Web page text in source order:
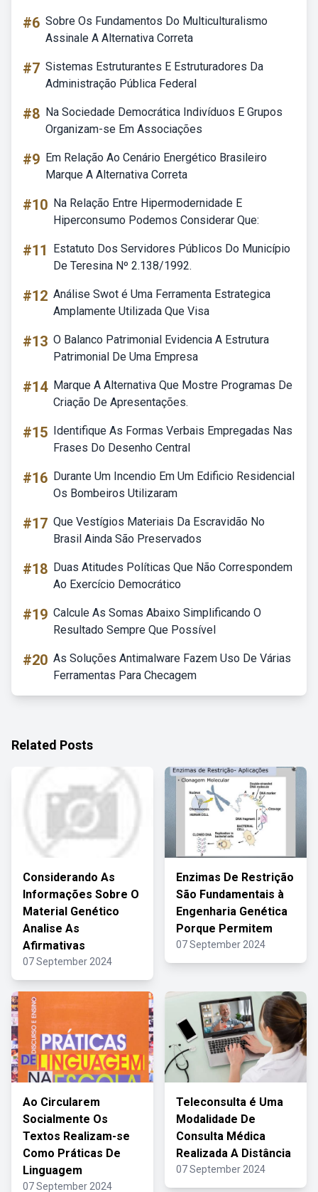
#6 Sobre Os Fundamentos Do Multiculturalismo
Assinale A Alternativa Correta
#7 Sistemas Estruturantes E Estruturadores Da
Administração Pública Federal
#8 Na Sociedade Democrática Indivíduos E Grupos
Organizam-se Em Associações
#9 Em Relação Ao Cenário Energético Brasileiro
Marque A Alternativa Correta
#10 Na Relação Entre Hipermodernidade E
Hiperconsumo Podemos Considerar Que:
#11
Estatuto Dos Servidores Públicos Do Município
De Teresina Nº 2.138/1992.
#12 Análise Swot é Uma Ferramenta Estrategica
Amplamente Utilizada Que Visa
#13 O Balanco Patrimonial Evidencia A Estrutura
Patrimonial De Uma Empresa
#14 Marque A Alternativa Que Mostre Programas De
Criação De Apresentações.
#15 Identifique As Formas Verbais Empregadas Nas
Frases Do Desenho Central
#16 Durante Um Incendio Em Um Edificio Residencial
Os Bombeiros Utilizaram
#17 Que Vestígios Materiais Da Escravidão No
Brasil Ainda São Preservados
#18 Duas Atitudes Políticas Que Não Correspondem
Ao Exercício Democrático
#19 Calcule As Somas Abaixo Simplificando O
Resultado Sempre Que Possível
#20 As Soluções Antimalware Fazem Uso De Várias
Ferramentas Para Checagem
Related Posts
Considerando As
Informações Sobre O
Material Genético
Analise As
Afirmativas
07 September 2024
Enzimas De Restrição
São Fundamentais à
Engenharia Genética
Porque Permitem
07 September 2024
Ao Circularem
Socialmente Os
Textos Realizam-se
Como Práticas De
Linguagem
07 September 2024
Teleconsulta é Uma
Modalidade De
Consulta Médica
Realizada A Distância
07 September 2024